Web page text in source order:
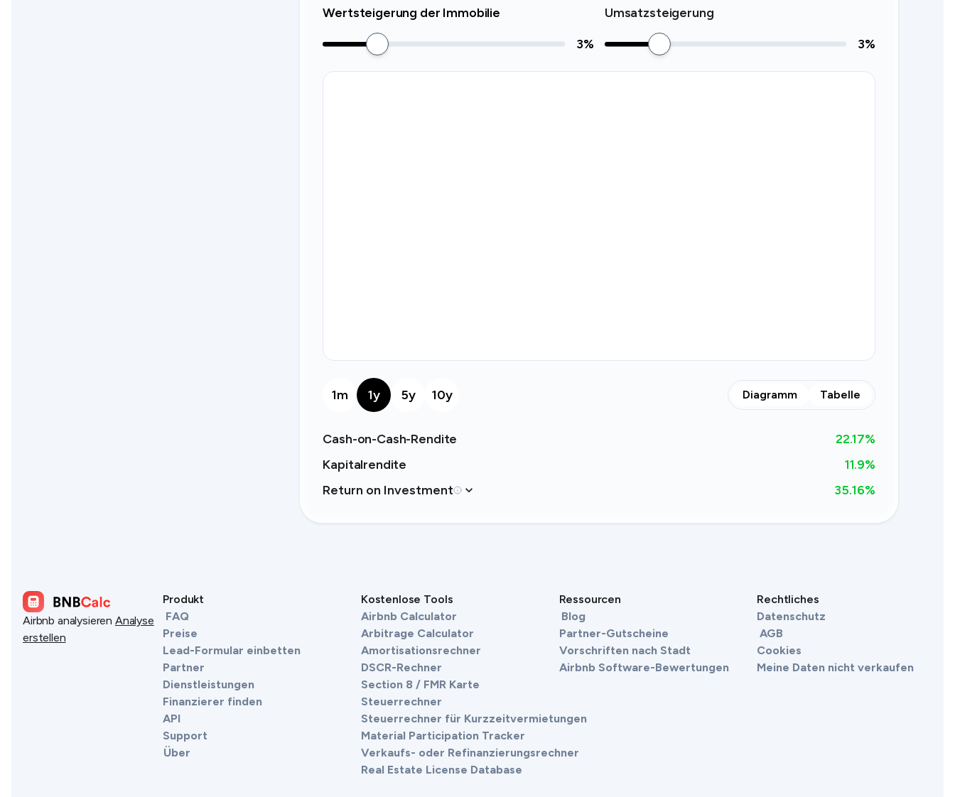
Wertsteigerung der Immobilie
3%
Umsatzsteigerung
3%
1m 1y 5y 10y Diagramm Tabelle
Cash-on-Cash-Rendite 22.17%
Kapitalrendite
11.9%
Return on Investment
35.16%
Airbnb analysieren Analyse
erstellen
Produkt
FAQ
Preise
Lead-Formular einbetten
Partner
Dienstleistungen
Finanzierer finden
API
Support
Über
Kostenlose Tools
Airbnb Calculator
Arbitrage Calculator
Amortisationsrechner
DSCR-Rechner
Section 8 / FMR Karte
Steuerrechner
Steuerrechner für Kurzzeitvermietungen
Material Participation Tracker
Verkaufs- oder Refinanzierungsrechner
Real Estate License Database
Ressourcen
Blog
Partner-Gutscheine
Vorschriften nach Stadt
Airbnb Software-Bewertungen
Rechtliches
Datenschutz
AGB
Cookies
Meine Daten nicht verkaufen